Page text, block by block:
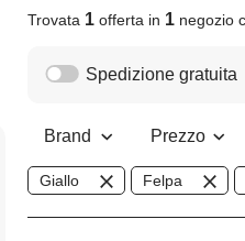
Trovata 1 offerta in 1 negozio
Spedizione gratuita
Brand Prezzo
Giallo Felpa